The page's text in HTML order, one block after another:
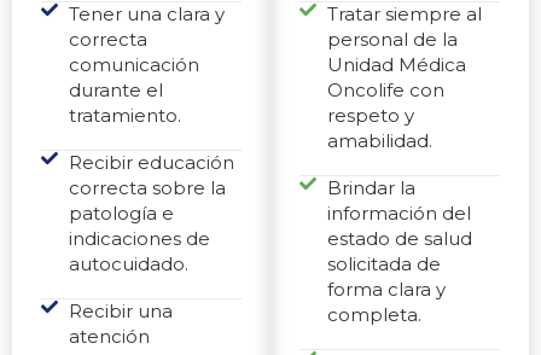
Tener una clara y
correcta
comunicación
durante el
tratamiento.
Recibir educación
correcta sobre la
patología e
indicaciones de
autocuidado.
Recibir una
atención
Tratar siempre al
personal de la
Unidad Médica
Oncolife con
respeto y
amabilidad.
Brindar la
información del
estado de salud
solicitada de
forma clara y
completa.